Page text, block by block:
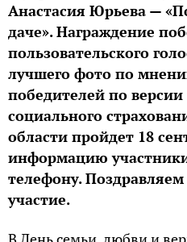
Анастасия Юрьева —
даче». Награждение
пользовательского
лучшего фото по
победителей по
социального
области пройдет 18
информацию
телефону.
участие.